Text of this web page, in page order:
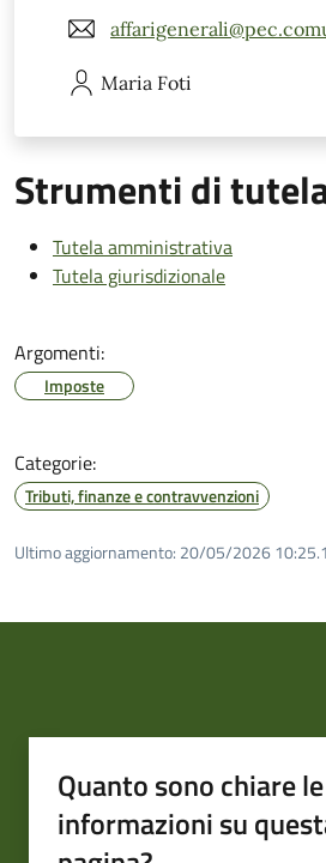
Maria Foti
Strumenti di
Tutela amministrativa
Tutela giurisdizionale
Argomenti:
Imposte
Categorie:
Tributi, finanze e contravvenzioni
Ultimo aggiornamento: 20/05/2026
Quanto sono chiare le
informazioni su